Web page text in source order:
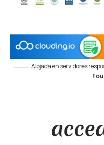
Alojada en servidores